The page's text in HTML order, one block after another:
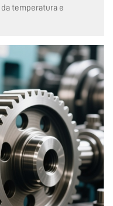
temperatura e
afetando
objetivo evitar o